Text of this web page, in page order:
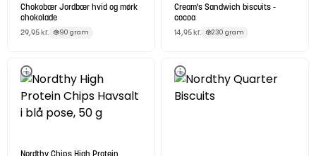
Chokobær Jordbær hvid og mørk
chokolade
29,95kr. 90 gram
Cream's Sandwich biscuits -
cocoa
14,95kr. 230 gram
Nordthy Chips High Protein